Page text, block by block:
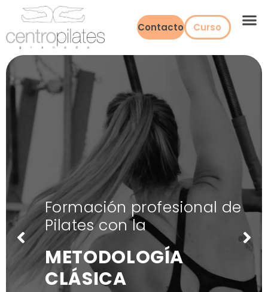
Contacto Curso
Formación profesional de
Pilates con la
METODOLOGÍA
CLÁSICA